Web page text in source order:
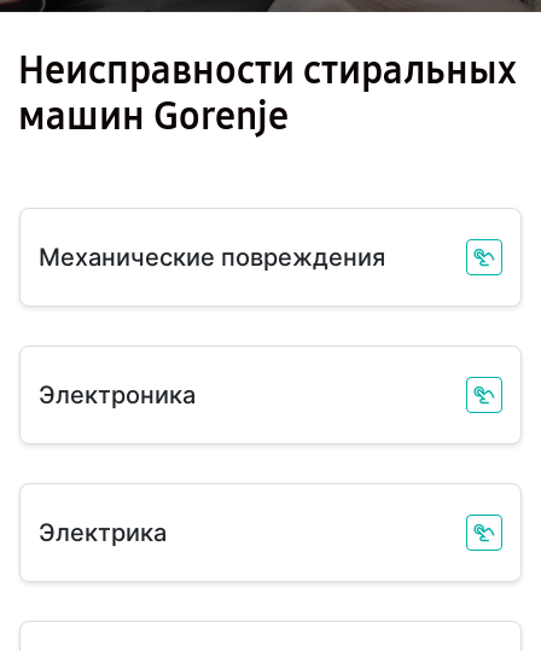
Неисправности стиральных
машин Gorenje
Механические повреждения
Электроника
Электрика